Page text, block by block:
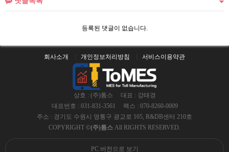
등록된 댓글이 없습니다.
회사소개 개인정보처리방침 서비스이용약관
상호 : (주)톰스
대표 : 강태경
대표번호 : 031-831-3561
팩스 : 070-8260-0009
주소 : 경기도 수원시 영통구 광교로 105, R&DB센터 210호
COPYRIGHT ©(주)톰스 All RIGHTS RESERVED.
PC 버전으로 보기